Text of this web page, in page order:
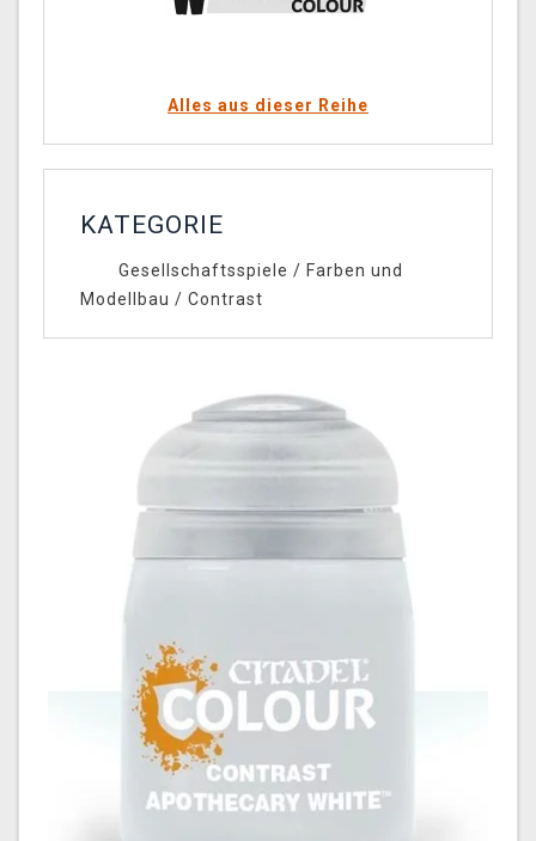
Alles aus dieser Reihe
KATEGORIE
Gesellschaftsspiele / Farben und
Modellbau / Contrast